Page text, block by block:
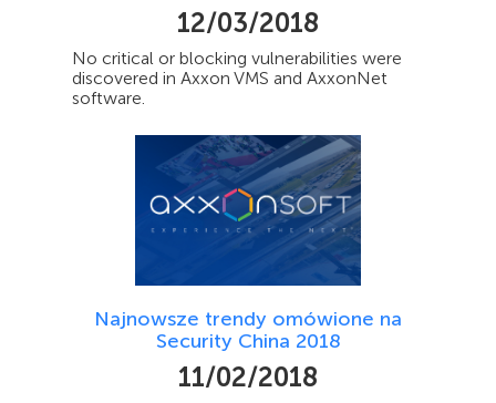
12/03/2018
No critical or blocking vulnerabilities were
discovered in Axxon VMS and AxxonNet
software.
Najnowsze trendy omówione na
Security China 2018
11/02/2018